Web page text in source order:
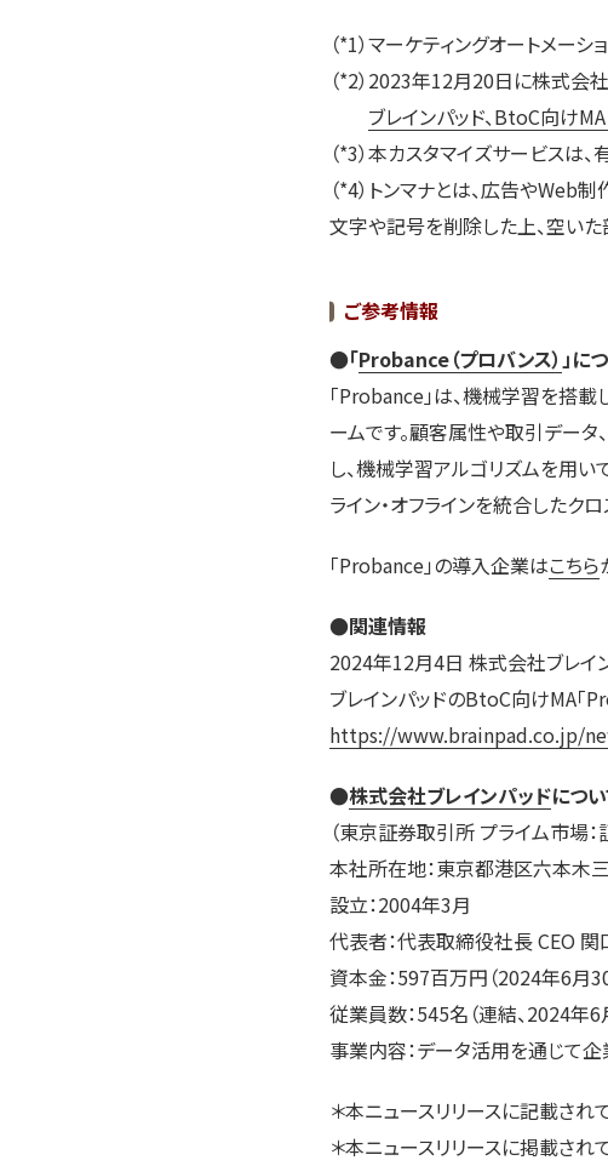
（*1）マーケティングオートメー
（*2）2023年12月20日に株式会
ブレインパッド、BtoC向け
（*3）本カスタマイズサービスは、
（*4）トンマナとは、広告やWeb
文字や記号を削除した上、空いた
ご参考情報
●「Probance（プロバンス）」に
「Probance」は、機械学習を搭載
ームです。顧客属性や取引デー
し、機械学習アルゴリズムを用い
ライン・オフラインを統合したク
「Probance」の導入企業はこちら
●関連情報
2024年12月4日 株式会社ブレイ
ブレインパッドのBtoC向けMA「
https://www.brainpad.co.jp/
●株式会社ブレインパッドにつ
（東京証券取引所 プライム市場：
本社所在地：東京都港区六本木
設立：2004年3月
代表者：代表取締役社長 CEO 関
資本金：597百万円（2024年6月
従業員数：545名（連結、2024年6
事業内容：データ活用を通じて
＊本ニュースリリースに記載さ
＊本ニュースリリースに掲載され